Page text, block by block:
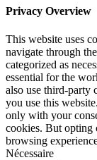
Privacy Overview
This website uses
navigate through
categorized as
essential for the
also use third-party
you use this
only with your
cookies. But opting
browsing
Nécessaire